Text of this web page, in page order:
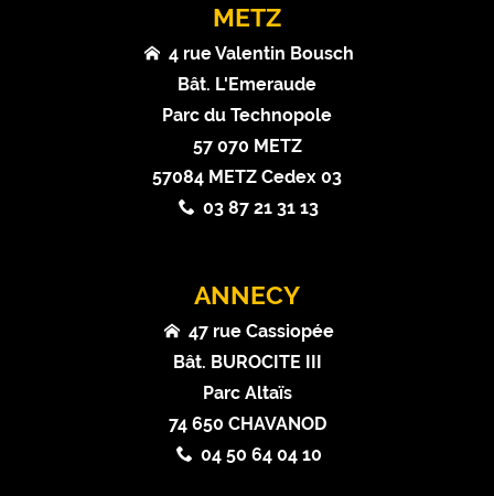
METZ
4 rue Valentin Bousch
Bât. L'Emeraude
Parc du Technopole
57 070 METZ
57084 METZ Cedex 03
03 87 21 31 13
ANNECY
47 rue Cassiopée
Bât. BUROCITE III
Parc Altaïs
74 650 CHAVANOD
04 50 64 04 10